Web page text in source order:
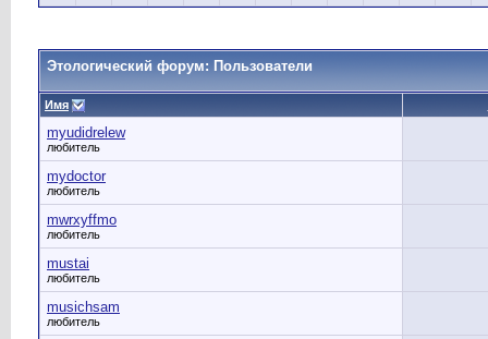
Этологический форум: Пользователи
Имя
myudidrelew
любитель
mydoctor
любитель
mwrxyffmo
любитель
mustai
любитель
musichsam
любитель